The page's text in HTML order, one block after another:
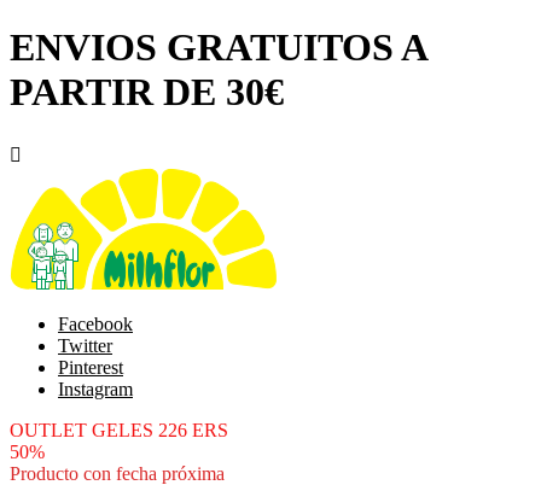
ENVIOS GRATUITOS A
PARTIR DE 30€

Facebook
Twitter
Pinterest
Instagram
OUTLET GELES 226 ERS
50%
Producto con fecha próxima